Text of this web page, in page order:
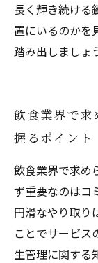
長く輝き続ける
置にいるのかを
踏み出しましょ
飲食業界で求
握るポイント
飲食業界で求め
ず重要なのはコ
円滑なやり取り
ことでサービス
生管理に関する